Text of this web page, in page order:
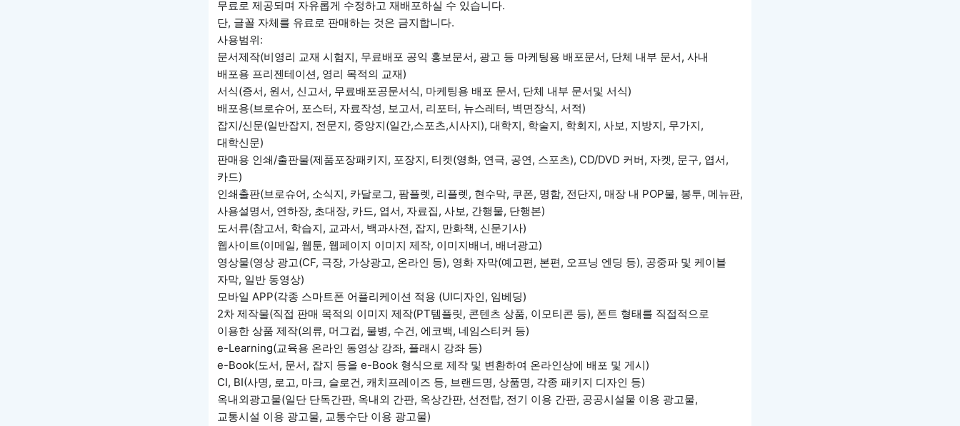
무료로 제공되며 자유롭게 수정하고 재배포하실 수 있습니다.
단, 글꼴 자체를 유료로 판매하는 것은 금지합니다.
사용범위:
문서제작(비영리 교재 시험지, 무료배포 공익 홍보문서, 광고 등 마케팅용 배포문서, 단체 내부 문서, 사내
배포용 프리젠테이션, 영리 목적의 교재)
서식(증서, 원서, 신고서, 무료배포공문서식, 마케팅용 배포 문서, 단체 내부 문서및 서식)
배포용(브로슈어, 포스터, 자료작성, 보고서, 리포터, 뉴스레터, 벽면장식, 서적)
잡지/신문(일반잡지, 전문지, 중앙지(일간,스포츠,시사지), 대학지, 학술지, 학회지, 사보, 지방지, 무가지,
대학신문)
판매용 인쇄/출판물(제품포장패키지, 포장지, 티켓(영화, 연극, 공연, 스포츠), CD/DVD 커버, 자켓, 문구, 엽서,
카드)
인쇄출판(브로슈어, 소식지, 카달로그, 팜플렛, 리플렛, 현수막, 쿠폰, 명함, 전단지, 매장 내 POP물, 봉투, 메뉴판,
사용설명서, 연하장, 초대장, 카드, 엽서, 자료집, 사보, 간행물, 단행본)
도서류(참고서, 학습지, 교과서, 백과사전, 잡지, 만화책, 신문기사)
웹사이트(이메일, 웹툰, 웹페이지 이미지 제작, 이미지배너, 배너광고)
영상물(영상 광고(CF, 극장, 가상광고, 온라인 등), 영화 자막(예고편, 본편, 오프닝 엔딩 등), 공중파 및 케이블
자막, 일반 동영상)
모바일 APP(각종 스마트폰 어플리케이션 적용 (UI디자인, 임베딩)
2차 제작물(직접 판매 목적의 이미지 제작(PT템플릿, 콘텐츠 상품, 이모티콘 등), 폰트 형태를 직접적으로
이용한 상품 제작(의류, 머그컵, 물병, 수건, 에코백, 네임스티커 등)
e-Learning(교육용 온라인 동영상 강좌, 플래시 강좌 등)
e-Book(도서, 문서, 잡지 등을 e-Book 형식으로 제작 및 변환하여 온라인상에 배포 및 게시)
CI, BI(사명, 로고, 마크, 슬로건, 캐치프레이즈 등, 브랜드명, 상품명, 각종 패키지 디자인 등)
옥내외광고물(일단 단독간판, 옥내외 간판, 옥상간판, 선전탑, 전기 이용 간판, 공공시설물 이용 광고물,
교통시설 이용 광고물, 교통수단 이용 광고물)